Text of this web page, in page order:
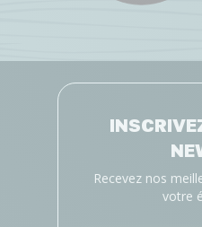
Recevez nos
votre